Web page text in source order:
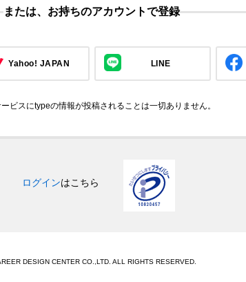
または、お持ちのアカウントで登録
Yahoo! JAPAN LINE
ビスにtypeの情報が投稿されることは一切ありません。
ログインはこちら
DESIGN CENTER CO.,LTD. ALL RIGHTS RESERVED.